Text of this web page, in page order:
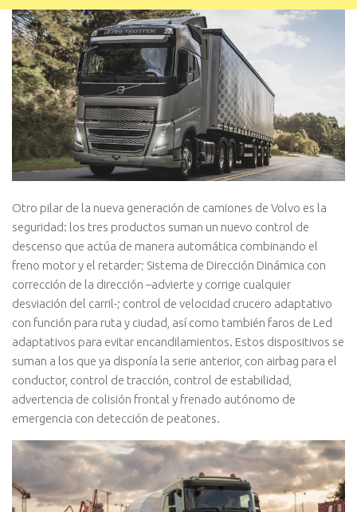
Otro pilar de la nueva generación de camiones de Volvo es la
seguridad: los tres productos suman un nuevo control de
descenso que actúa de manera automática combinando el
freno motor y el retarder; Sistema de Dirección Dinámica con
corrección de la dirección –advierte y corrige cualquier
desviación del carril-; control de velocidad crucero adaptativo
con función para ruta y ciudad, así como también faros de Led
adaptativos para evitar encandilamientos. Estos dispositivos se
suman a los que ya disponía la serie anterior, con airbag para el
conductor, control de tracción, control de estabilidad,
advertencia de colisión frontal y frenado autónomo de
emergencia con detección de peatones.